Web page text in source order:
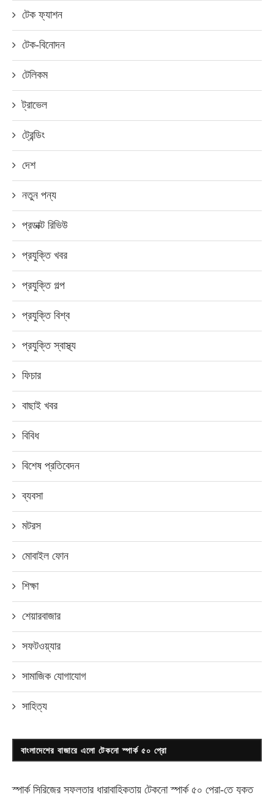
টেক ফ্যাশন
টেক-বিনোদন
টেলিকম
ট্রাভেল
ট্রেন্ডিং
দেশ
নতুন পন্য
প্রডাক্ট রিভিউ
প্রযুক্তি খবর
প্রযুক্তি গল্প
প্রযুক্তি বিশ্ব
প্রযুক্তি স্বাস্থ্য
ফিচার
বাছাই খবর
বিবিধ
বিশেষ প্রতিবেদন
ব্যবসা
মটরস
মোবাইল ফোন
শিক্ষা
শেয়ারবাজার
সফটওয়্যার
সামাজিক যোগাযোগ
সাহিত্য
বাংলাদেশের বাজারে এলো টেকনো স্পার্ক ৫০ প্রো
স্পার্ক সিরিজের সফলতার ধারাবাহিকতায় টেকনোস্পার্ক ৫০ প্রো-তে যুক্ত